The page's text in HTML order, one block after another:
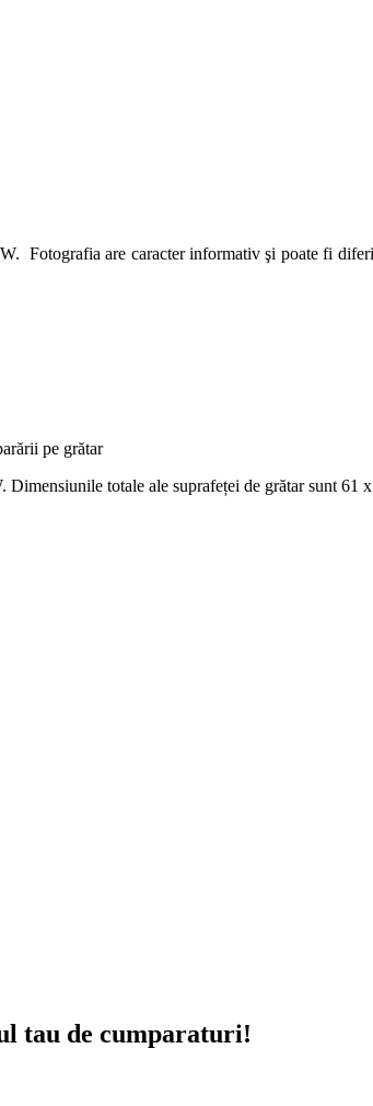
Fotografia are caracter informativ şi poate fi
pe grătar
totale ale suprafeței de grătar sunt
tau de cumparaturi!